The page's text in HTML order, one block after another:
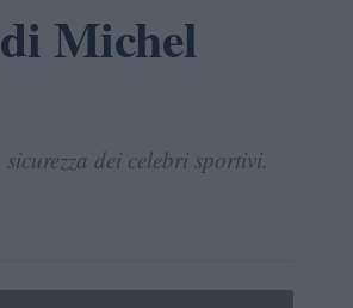
Michel
dei celebri sportivi.